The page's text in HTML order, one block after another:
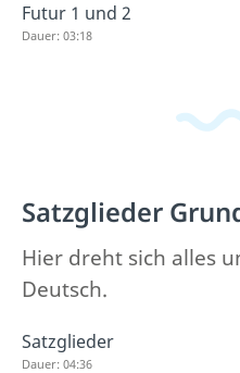
Futur 1 und 2
Dauer: 03:18
Satzglieder
Hier dreht sich alles
Deutsch.
Satzglieder
Dauer: 04:36